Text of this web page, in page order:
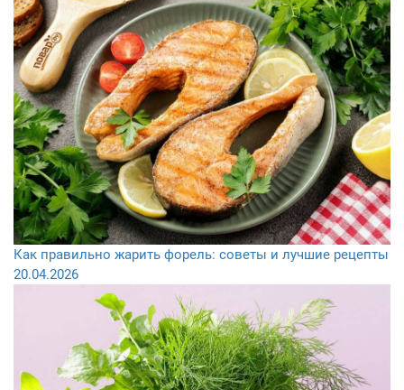
Как правильно жарить форель: советы и лучшие рецепты
20.04.2026